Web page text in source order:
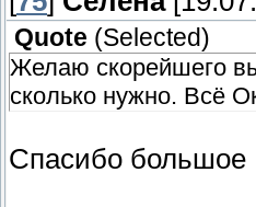
Quote (Selected)
Желаю скорейшего
сколько нужно. Всё
Спасибо большое